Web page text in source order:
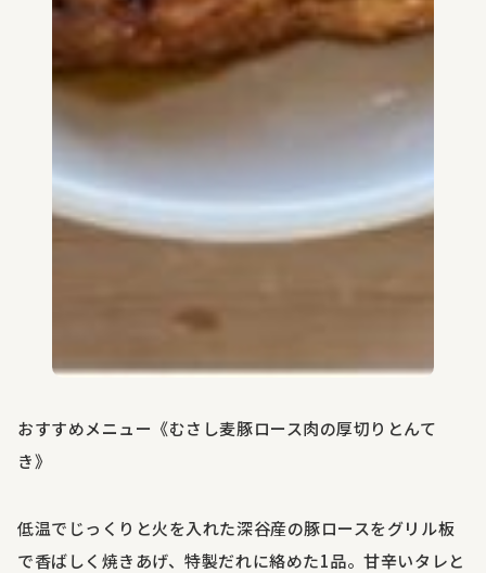
おすすめメニュー《むさし麦豚ロース肉の厚切りとんて
き》
低温でじっくりと火を入れた深谷産の豚ロースをグリル板
で香ばしく焼きあげ、特製だれに絡めた1品。甘辛いタレと